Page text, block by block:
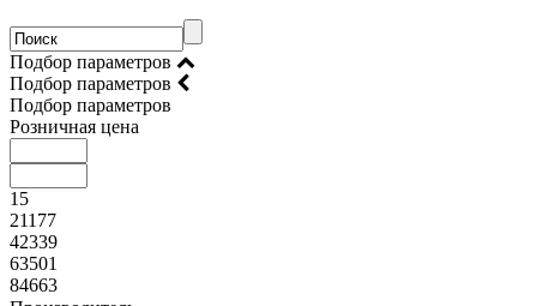
Подбор параметров
Подбор параметров
Подбор параметров
Розничная цена
15
21177
42339
63501
84663